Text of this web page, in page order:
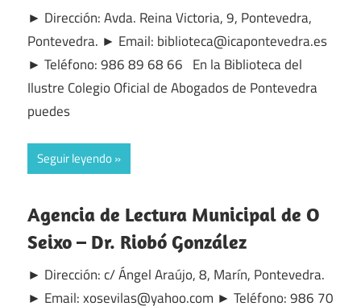
► Dirección: Avda. Reina Victoria, 9, Pontevedra,
Pontevedra. ► Email: biblioteca@icapontevedra.es
► Teléfono: 986 89 68 66 En la Biblioteca del
Ilustre Colegio Oficial de Abogados de Pontevedra
puedes
Seguir leyendo
Agencia de Lectura Municipal de O
Seixo – Dr. Riobó González
► Dirección: c/ Ángel Araújo, 8, Marín, Pontevedra.
► Email: xosevilas@yahoo.com ► Teléfono: 986 70